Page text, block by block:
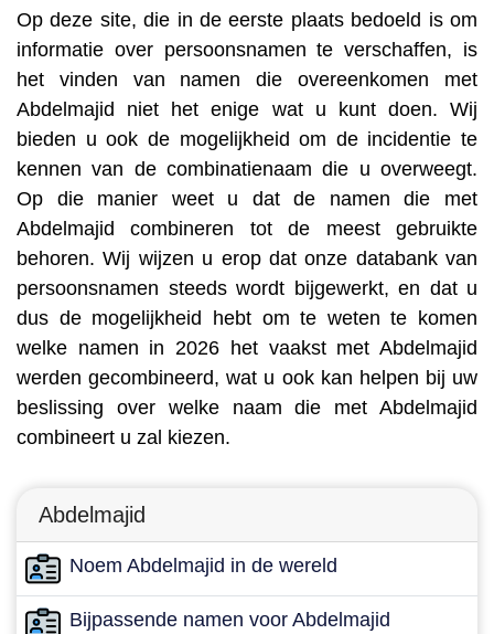
Op deze site, die in de eerste plaats bedoeld is om
informatie over persoonsnamen te verschaffen, is
het vinden van namen die overeenkomen met
Abdelmajid niet het enige wat u kunt doen. Wij
bieden u ook de mogelijkheid om de incidentie te
kennen van de combinatienaam die u overweegt.
Op die manier weet u dat de namen die met
Abdelmajid combineren tot de meest gebruikte
behoren. Wij wijzen u erop dat onze databank van
persoonsnamen steeds wordt bijgewerkt, en dat u
dus de mogelijkheid hebt om te weten te komen
welke namen in 2026 het vaakst met Abdelmajid
werden gecombineerd, wat u ook kan helpen bij uw
beslissing over welke naam die met Abdelmajid
combineert u zal kiezen.
Abdelmajid
Noem Abdelmajid in de wereld
Bijpassende namen voor Abdelmajid